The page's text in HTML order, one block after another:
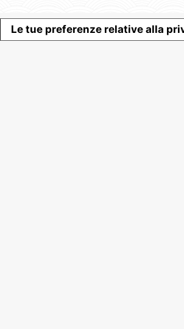
Le tue preferenze relative alla